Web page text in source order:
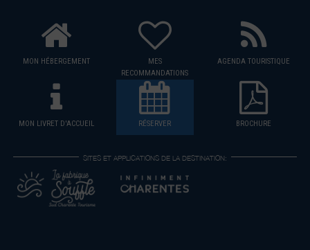
MON HÉBERGEMENT
MES
RECOMMANDATIONS
AGENDA TOURISTIQUE
MON LIVRET D'ACCUEIL RÉSERVER BROCHURE
SITES ET APPLICATIONS DE LA DESTINATION: